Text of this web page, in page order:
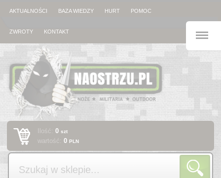
AKTUALNOŚCI BAZA WIEDZY HURT POMOC
ZWROTY KONTAKT
Ilość:0szt
wartość:0PLN
Szukaj